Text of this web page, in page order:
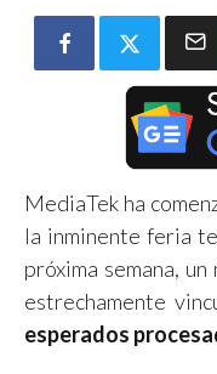
MediaTek ha
la inminente feria
próxima semana,
estrechamente
esperados